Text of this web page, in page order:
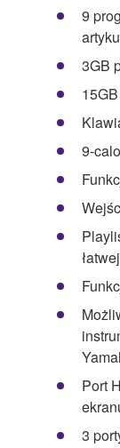
9
3GB
9-
Port
3